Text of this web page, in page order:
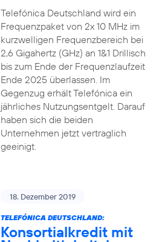
Telefónica Deutschland wird ein
Frequenzpaket von 2x 10 MHz im
kurzwelligen Frequenzbereich bei
2,6 Gigahertz (GHz) an 1&1 Drillisch
bis zum Ende der Frequenzlaufzeit
Ende 2025 überlassen. Im
Gegenzug erhält Telefónica ein
jährliches Nutzungsentgelt. Darauf
haben sich die beiden
Unternehmen jetzt vertraglich
geeinigt.
18. Dezember 2019
TELEFÓNICA DEUTSCHLAND:
Konsortialkredit mit